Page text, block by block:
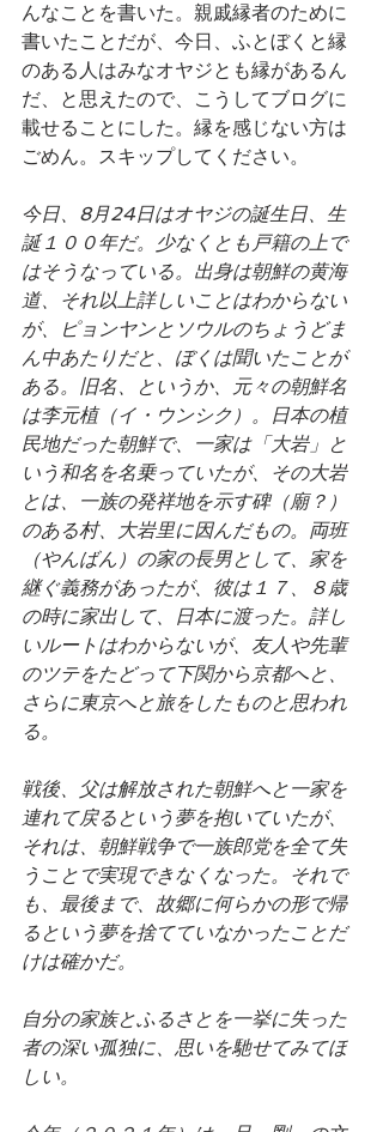
んなことを書いた。親戚縁者のために
書いたことだが、今日、ふとぼくと縁
のある人はみなオヤジとも縁があるん
だ、と思えたので、こうしてブログに
載せることにした。縁を感じない方は
ごめん。スキップしてください。
今日、8月24日はオヤジの誕生日、生
誕１００年だ。少なくとも戸籍の上で
はそうなっている。出身は朝鮮の黄海
道、それ以上詳しいことはわからない
が、ピョンヤンとソウルのちょうどま
ん中あたりだと、ぼくは聞いたことが
ある。旧名、というか、元々の朝鮮名
は李元植（イ・ウンシク）。日本の植
民地だった朝鮮で、一家は「大岩」と
いう和名を名乗っていたが、その大岩
とは、一族の発祥地を示す碑（廟？）
のある村、大岩里に因んだもの。両班
（やんばん）の家の長男として、家を
継ぐ義務があったが、彼は１７、８歳
の時に家出して、日本に渡った。詳し
いルートはわからないが、友人や先輩
のツテをたどって下関から京都へと、
さらに東京へと旅をしたものと思われ
る。
戦後、父は解放された朝鮮へと一家を
連れて戻るという夢を抱いていたが、
それは、朝鮮戦争で一族郎党を全て失
うことで実現できなくなった。それで
も、最後まで、故郷に何らかの形で帰
るという夢を捨てていなかったことだ
けは確かだ。
自分の家族とふるさとを一挙に失った
者の深い孤独に、思いを馳せてみてほ
しい。